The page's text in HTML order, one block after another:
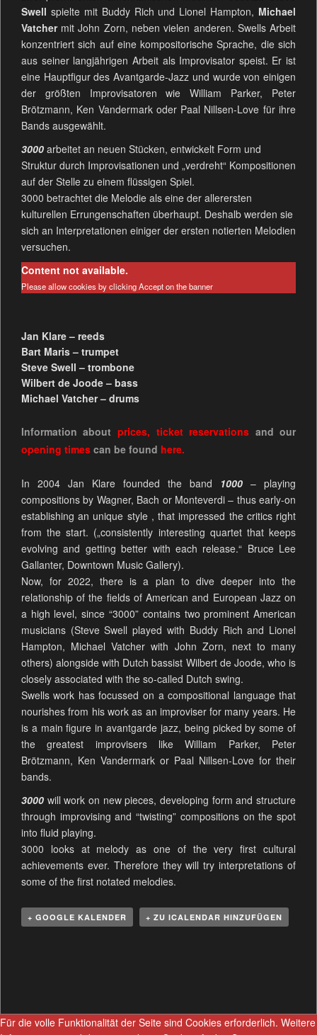
Swell spielte mit Buddy Rich und Lionel Hampton, Michael
Vatchermit John Zorn, neben vielen anderen. Swells Arbeit
konzentriert sich auf eine kompositorische Sprache, die sich
aus seiner langjährigen Arbeit als Improvisator speist. Er ist
eine Hauptfigur des Avantgarde-Jazz und wurde von einigen
der größten Improvisatoren wie William Parker, Peter
Brötzmann, Ken Vandermark oder Paal Nillsen-Love für ihre
Bands ausgewählt.
3000 arbeitet an neuen Stücken, entwickelt Form und
Struktur durch Improvisationen und „verdreht“ Kompositionen
auf der Stelle zu einem flüssigen Spiel.
3000 betrachtet die Melodie als eine der allerersten
kulturellen Errungenschaften überhaupt. Deshalb werden sie
sich an Interpretationen einiger der ersten notierten Melodien
versuchen.
Content not available.
Please allow cookies by clicking Accept on the banner
Jan Klare – reeds
Bart Maris – trumpet
Steve Swell – trombone
Wilbert de Joode – bass
Michael Vatcher – drums
Information about prices, ticket reservations and our
opening timescan be found here.
In 2004 Jan Klare founded the band 1000 – playing
compositions by Wagner, Bach or Monteverdi – thus early-on
establishing an unique style , that impressed the critics right
from the start. („consistently interesting quartet that keeps
evolving and getting better with each release.“ Bruce Lee
Gallanter, Downtown Music Gallery).
Now, for 2022, there is a plan to dive deeper into the
relationship of the fields of American and European Jazz on
a high level, since “3000” contains two prominent American
musicians (Steve Swell played with Buddy Rich and Lionel
Hampton, Michael Vatcher with John Zorn, next to many
others) alongside with Dutch bassist Wilbert de Joode, who is
closely associated with the so-called Dutch swing.
Swells work has focussed on a compositional language that
nourishes from his work as an improviser for many years. He
is a main figure in avantgarde jazz, being picked by some of
the greatest improvisers like William Parker, Peter
Brötzmann, Ken Vandermark or Paal Nillsen-Love for their
bands.
3000 will work on new pieces, developing form and structure
through improvising and “twisting” compositions on the spot
into fluid playing.
3000 looks at melody as one of the very first cultural
achievements ever. Therefore they will try interpretations of
some of the first notated melodies.
+ GOOGLE KALENDER + ZU ICALENDAR HINZUFÜGEN
n
Für die volle Funktionalität der Seite sind Cookies erforderlich. Weitere